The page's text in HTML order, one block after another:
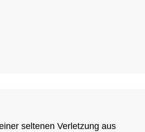
seltenen Verletzung aus